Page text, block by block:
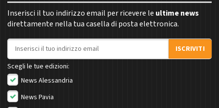
Inserisci il tuo indirizzo email per ricevere le ultime news
direttamente nella tua casella di posta elettronica.
Indirizzo email
ISCRIVITI
Scegli le tue edizioni:
News Alessandria
News Pavia